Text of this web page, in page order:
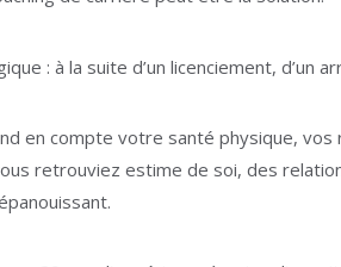
: à la suite d’un licenciement, d’un
en compte votre santé physique, vos
retrouviez estime de soi, des